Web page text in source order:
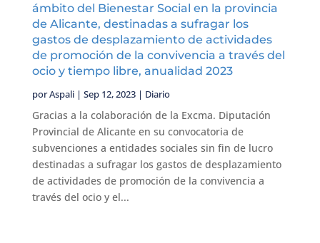
ámbito del Bienestar Social en la provincia
de Alicante, destinadas a sufragar los
gastos de desplazamiento de actividades
de promoción de la convivencia a través del
ocio y tiempo libre, anualidad 2023
porAspali| Sep 12, 2023| Diario
Gracias a la colaboración de la Excma. Diputación
Provincial de Alicante en su convocatoria de
subvenciones a entidades sociales sin fin de lucro
destinadas a sufragar los gastos de desplazamiento
de actividades de promoción de la convivencia a
través del ocio y el...